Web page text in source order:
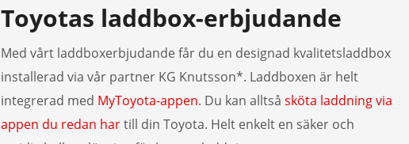
Toyotas laddbox-erbjudande
Med vårt laddboxerbjudande får du en designad kvalitetsladdbox
installerad via vår partner KG Knutsson*. Laddboxen är helt
integrerad med MyToyota-appen. Du kan alltså sköta laddning via
appen du redan hartill din Toyota. Helt enkelt en säker och